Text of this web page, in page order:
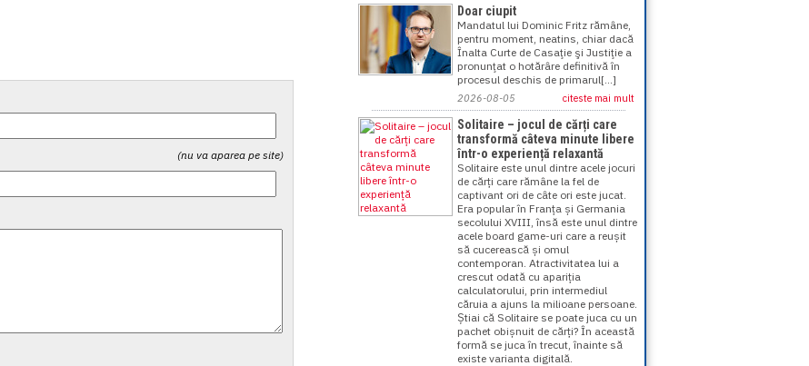
(nu va aparea pe site)
Doar ciupit
Mandatul lui Dominic Fritz rămâne,
pentru moment, neatins, chiar dacă
Înalta Curte de Casaţie şi Justiţie a
pronunţat o hotărâre definitivă în
procesul deschis de primarul[...]
2026-08-05 citeste mai mult
Solitaire – jocul de cărți care
transformă câteva minute libere
într-o experiență relaxantă
Solitaire este unul dintre acele jocuri
de cărți care rămâne la fel de
captivant ori de câte ori este jucat.
Era popular în Franța și Germania
secolului XVIII, însă este unul dintre
acele board game-uri care a reușit
să cucerească și omul
contemporan. Atractivitatea lui a
crescut odată cu apariția
calculatorului, prin intermediul
căruia a ajuns la milioane persoane.
Știai că Solitaire se poate juca cu un
pachet obișnuit de cărți? În această
formă se juca în trecut, înainte să
existe varianta digitală.